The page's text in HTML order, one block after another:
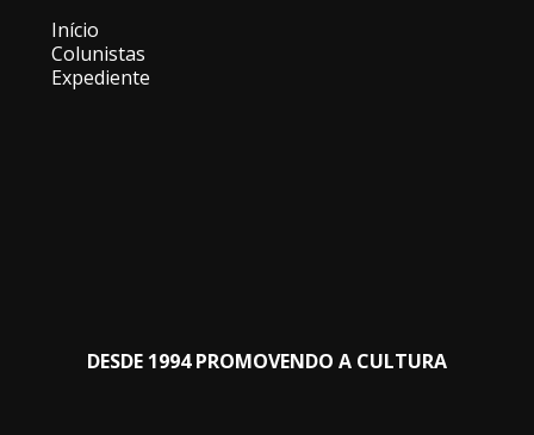
Início
Colunistas
Expediente
DESDE 1994 PROMOVENDO A CULTURA